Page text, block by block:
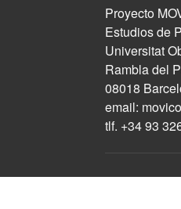
Proyecto
Estudios de
Universitat
Rambla del
08018
email:
tlf. +34 93